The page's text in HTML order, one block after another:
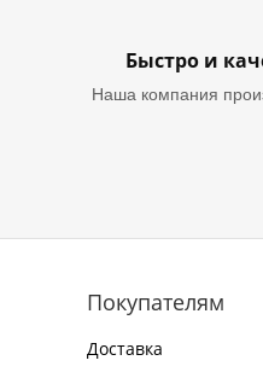
Быстро и
Наша компания
Покупателям
Доставка